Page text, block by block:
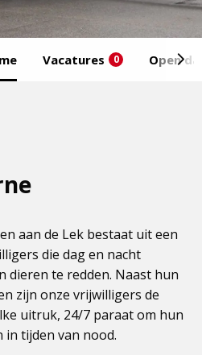
Vacatures 0 Open
aan de Lek bestaat uit een
die dag en nacht
dieren te redden. Naast hun
zijn onze vrijwilligers de
uitruk, 24/7 paraat om hun
in tijden van nood.